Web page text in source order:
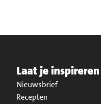
Laat je inspireren
Nieuwsbrief
Recepten